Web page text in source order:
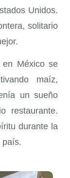
Unidos.
solitario
México se
maíz,
un sueño
restaurante.
durante la
país.